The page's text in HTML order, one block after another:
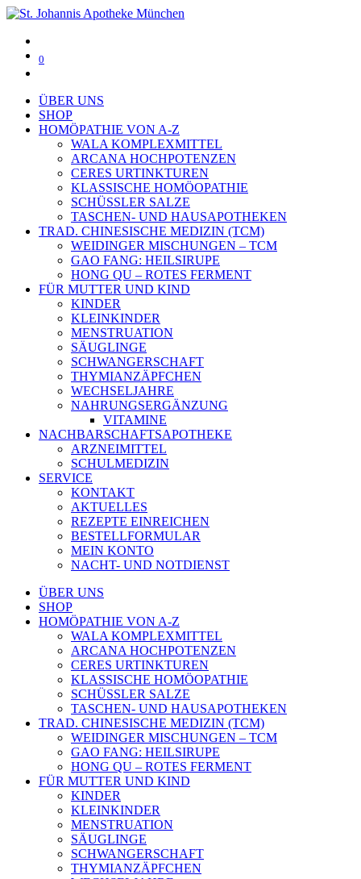
0
ÜBER UNS
SHOP
HOMÖPATHIE VON A-Z
WALA KOMPLEXMITTEL
ARCANA HOCHPOTENZEN
CERES URTINKTUREN
KLASSISCHE HOMÖOPATHIE
SCHÜSSLER SALZE
TASCHEN- UND HAUSAPOTHEKEN
TRAD. CHINESISCHE MEDIZIN (TCM)
WEIDINGER MISCHUNGEN – TCM
GAO FANG: HEILSIRUPE
HONG QU – ROTES FERMENT
FÜR MUTTER UND KIND
KINDER
KLEINKINDER
MENSTRUATION
SÄUGLINGE
SCHWANGERSCHAFT
THYMIANZÄPFCHEN
WECHSELJAHRE
NAHRUNGSERGÄNZUNG
VITAMINE
NACHBARSCHAFTSAPOTHEKE
ARZNEIMITTEL
SCHULMEDIZIN
SERVICE
KONTAKT
AKTUELLES
REZEPTE EINREICHEN
BESTELLFORMULAR
MEIN KONTO
NACHT- UND NOTDIENST
ÜBER UNS
SHOP
HOMÖPATHIE VON A-Z
WALA KOMPLEXMITTEL
ARCANA HOCHPOTENZEN
CERES URTINKTUREN
KLASSISCHE HOMÖOPATHIE
SCHÜSSLER SALZE
TASCHEN- UND HAUSAPOTHEKEN
TRAD. CHINESISCHE MEDIZIN (TCM)
WEIDINGER MISCHUNGEN – TCM
GAO FANG: HEILSIRUPE
HONG QU – ROTES FERMENT
FÜR MUTTER UND KIND
KINDER
KLEINKINDER
MENSTRUATION
SÄUGLINGE
SCHWANGERSCHAFT
THYMIANZÄPFCHEN